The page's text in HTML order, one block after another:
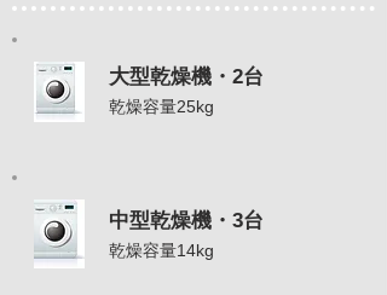
大型乾燥機・2台
乾燥容量25kg
中型乾燥機・3台
乾燥容量14kg